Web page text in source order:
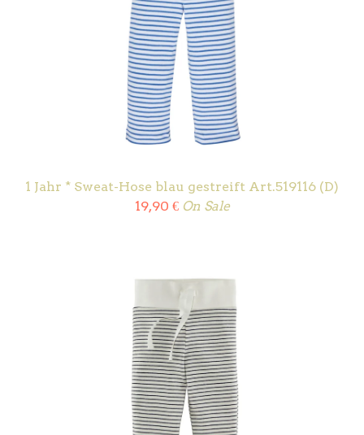
1 Jahr * Sweat-Hose blau gestreift Art.519116 (D)
19,90 € On Sale